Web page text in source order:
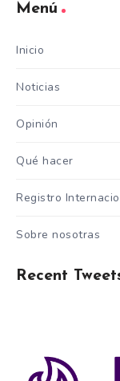
Menú
Inicio
Noticias
Opinión
Qué hacer
Registro
Sobre nosotras
Recent